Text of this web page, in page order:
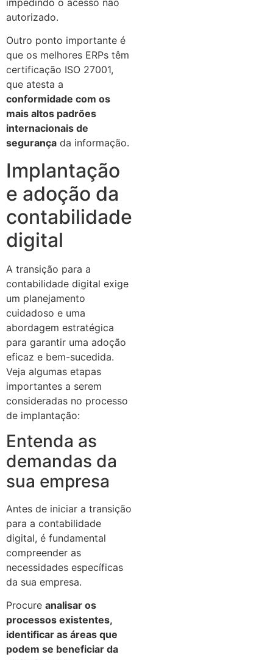
autorizado.
Outro ponto importante é
que os melhores ERPs têm
certificação ISO 27001,
que atesta a
conformidade com os
mais altos padrões
internacionais de
segurança da informação.
Implantação
e adoção da
contabilidade
digital
A transição para a
contabilidade digital exige
um planejamento
cuidadoso e uma
abordagem estratégica
para garantir uma adoção
eficaz e bem-sucedida.
Veja algumas etapas
importantes a serem
consideradas no processo
de implantação:
Entenda as
demandas da
sua empresa
Antes de iniciar a transição
para a contabilidade
digital, é fundamental
compreender as
necessidades específicas
da sua empresa.
Procure analisar os
processos existentes,
identificar as áreas que
podem se beneficiar da